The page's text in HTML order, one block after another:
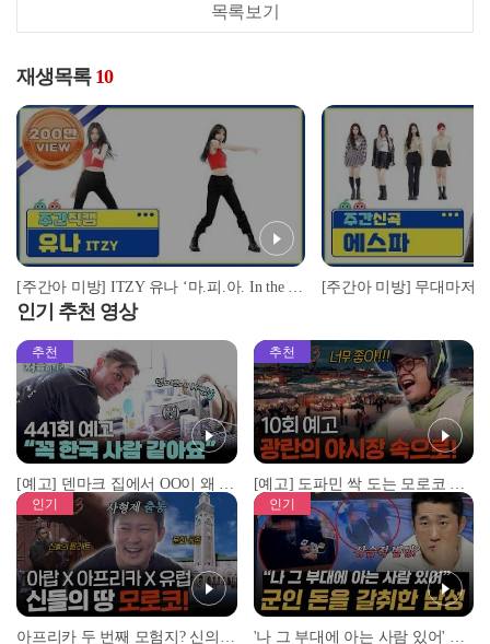
목록보기
재생목록 10
[주간아 미방] ITZY 유나 ‘마.피.아. In the morning (Mafia In the morning)’ 직캠 l EP.510
인기 추천 영상
추천
[예고] 덴마크 집에서 OO이 왜 나와...? 이상할 정도로 한국을 사랑하는 우리 형을 제보합니다!
추천
[예고] 도파민 싹 도는 모로코 야시장 투어!
인기 인기